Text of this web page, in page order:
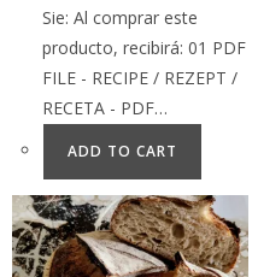
Sie: Al comprar este
producto, recibirá: 01 PDF
FILE - RECIPE / REZEPT /
RECETA - PDF…
ADD TO CART